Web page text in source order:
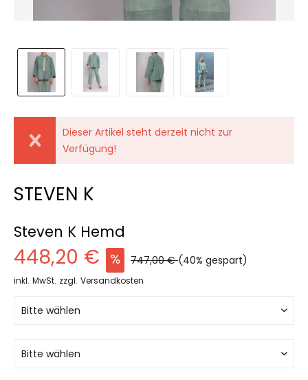
Dieser Artikel steht derzeit nicht zur
Verfügung!
STEVEN K
Steven K Hemd
448,20 € 747,00 €(40% gespart)
inkl. MwSt. zzgl. Versandkosten